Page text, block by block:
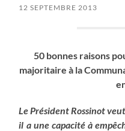
12 SEPTEMBRE 2013
50 bonnes raisons
majoritaire à la
Le Président Rossinot
il a une capacité à